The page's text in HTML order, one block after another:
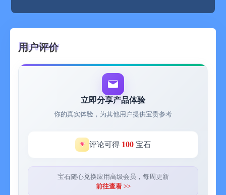
体验，您可以在App中了解高级功能。
您可以选择订阅高级会员，以使用更多功能，一旦您确认订阅高
级会员，您的iTunes账户将被收取相应的费用，此前通过其他平
台兑换的高级会员的未使用部分将不再生效。订阅将自动续费，
除非您在当前订阅结束前24小时以上取消自动续订。订阅成功
后，您可在iTunes Store中管理订阅。
隐私声明：https://www.kairusi.com/1Focus-privacy.html
会员服务协议：https://www.kairusi.com/1Focus-vip.html
自动续费协议：https://www.kairusi.com/1Focus-autopay.html
用户评价
立即分享产品体验
你的真实体验，为其他用户提供宝贵参考
评论可得 100 宝石
宝石随心兑换应用高级会员，每周更新
前往查看 >>